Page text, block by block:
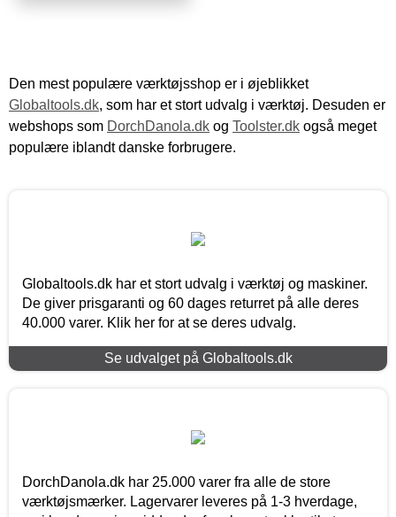
Den mest populære værktøjsshop er i øjeblikket
Globaltools.dk, som har et stort udvalg i værktøj. Desuden er
webshops som DorchDanola.dk og Toolster.dk også meget
populære iblandt danske forbrugere.
Globaltools.dk har et stort udvalg i værktøj og maskiner.
De giver prisgaranti og 60 dages returret på alle deres
40.000 varer. Klik her for at se deres udvalg.
Se udvalget på Globaltools.dk
DorchDanola.dk har 25.000 varer fra alle de store
værktøjsmærker. Lagervarer leveres på 1-3 hverdage,